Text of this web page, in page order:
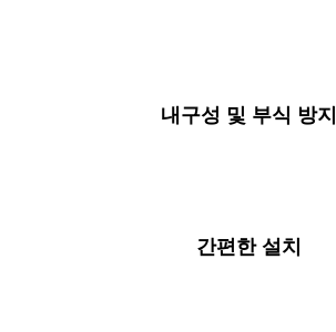
내구성 및 부식 방지
간편한 설치